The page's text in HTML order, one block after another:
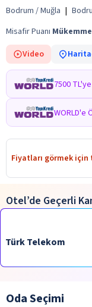
Bodrum / Muğla |
Misafir Puanı
Video
7500
WORLD'e
Fiyatları görmek
Otel’de Geçerli
Türk Telekom
Oda Seçimi